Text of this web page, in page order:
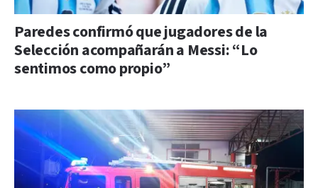
Paredes confirmó que jugadores de la
Selección acompañarán a Messi: “Lo
sentimos como propio”